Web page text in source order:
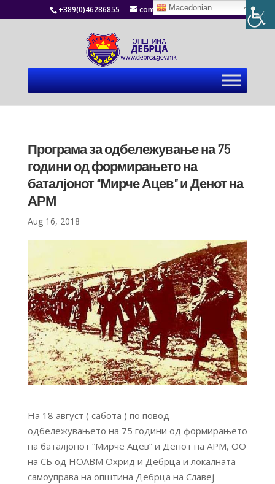
+389(0)46286855 contact@debrca.gov.mk
Програма за одбележување на 75
години од формирањето на
баталјонот “Мирче Ацев” и Денот на
АРМ
Aug 16, 2018
На 18 август ( сабота ) по повод
одбележувањето на 75 години од формирањето
на баталјонот “Мирче Ацев” и Денот на АРМ, ОО
на СБ од НОАВМ Охрид и Дебрца и локалната
самоуправа на општина Дебрца на Славеј
Macedonian